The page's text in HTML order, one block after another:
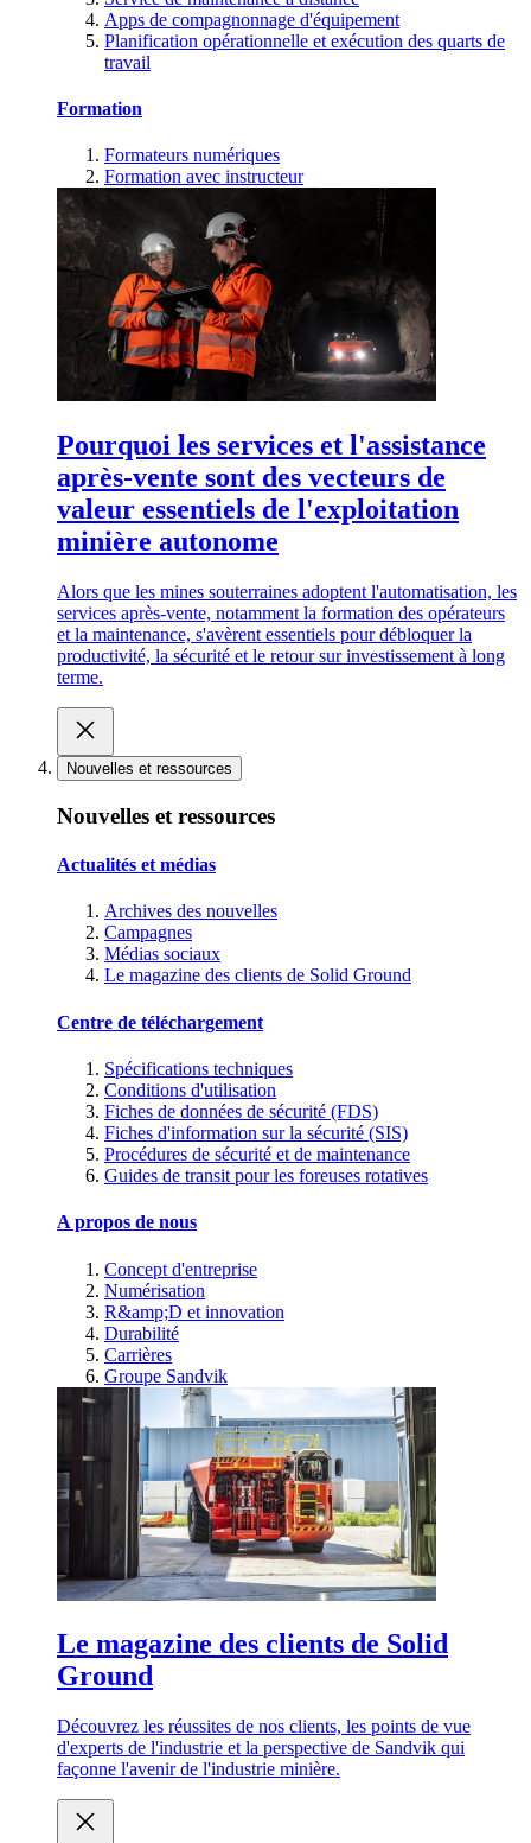
Apps de compagnonnage d'équipement
Planification opérationnelle et exécution des quarts de
travail
Formation
Formateurs numériques
Formation avec instructeur
Pourquoi les services et l'assistance
après-vente sont des vecteurs de
valeur essentiels de l'exploitation
minière autonome
Alors que les mines souterraines adoptent l'automatisation, les
services après-vente, notamment la formation des opérateurs
et la maintenance, s'avèrent essentiels pour débloquer la
productivité, la sécurité et le retour sur investissement à long
terme.
Nouvelles et ressources
Nouvelles et ressources
Actualités et médias
Archives des nouvelles
Campagnes
Médias sociaux
Le magazine des clients de Solid Ground
Centre de téléchargement
Spécifications techniques
Conditions d'utilisation
Fiches de données de sécurité (FDS)
Fiches d'information sur la sécurité (SIS)
Procédures de sécurité et de maintenance
Guides de transit pour les foreuses rotatives
A propos de nous
Concept d'entreprise
Numérisation
R&amp;D et innovation
Durabilité
Carrières
Groupe Sandvik
Le magazine des clients de Solid
Ground
Découvrez les réussites de nos clients, les points de vue
d'experts de l'industrie et la perspective de Sandvik qui
façonne l'avenir de l'industrie minière.